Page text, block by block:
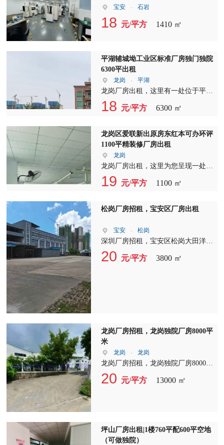
企业家会所。服务：云硅谷产业服务
平台，为企业提供政策、融资、法律
[福]宿舍4F（共4间宿舍）280m? 自
有使用空地1500平方 2部2吨电梯 配
电独立变压器160KVA（可增容） 位
宝安 - 石岩
18 元/平方 1410 ㎡
平湖辅城坳工业区标准厂房独门独院
6300平出租
龙岗 - 平湖
龙岗厂房出租，这里有一处位于平湖
辅城坳的标准厂房，独门独院，占地
面积达6300平方米，现正对外招租。
和保安室，满足企业员工住宿和安保
需求。该厂房可办理环评手续，并带
有装修完毕的办公室，极大地方便了
企业的日常运营。 龙岗独院厂房出
租，此厂房地理位置优越，交通便
利。周边环境宁静，远离喧嚣，有利
于货车进出，非常适合印刷包装、五
平高速出口仅一步之遥，便于货物快
速运输。 龙岗厂房招租，我们提供
物业管理等。无论您是初创企业还是
18 元/平方 6300 ㎡
龙岗区爱联新出原房东红本可办环评
1100平精装修厂房出租
龙岗
龙岗厂房出租，这里为您呈现一处商
业旺区内罕见的标准工业厂房。其户
型超方正，采光超通透，停车位充
服务优质，性价比极高！ 龙岗厂房
专业保安队伍全天守护，确保您厂房
的安全。厂房靠近居民区，便于招
工，周边设施齐全，包括商场、酒
店、市场、幼儿园和学校。 龙岗独
仓储、智能制造、互联网、物联网、
高新技术产业，食品配送、蔬菜配
送、生鲜配送、电商从业者、微商从
业者、小中大型电商办公、贸易、研
发、展厅、瑜伽、跆拳道、汽车美
租，龙岗独院厂房出租，这里为您提
供一站式服务，让您轻松入驻，开启
19 元/平方 1100 ㎡
松岗厂房招租，宝安区厂房出租
宝安 - 松岗
深圳厂房招租，宝安区松岗大田洋新
出楼上950平 二个 三顿货梯 一个客
梯 现成办公室 前台 可看可定 形象好
20 元/平方 3800 ㎡
龙岗厂房招租，龙岗独院厂房8000平
米
龙岗 - 龙岗
龙岗厂房招租，龙岗独院厂房8000平
米，滴水九米高，电按需，租金20
元，欢迎来电
20 元/平方 13000 ㎡
坪山厂房出租|1楼760平配600平空地
（可做独院）